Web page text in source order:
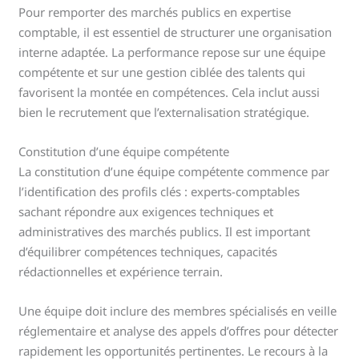
Pour remporter des marchés publics en expertise
comptable, il est essentiel de structurer une organisation
interne adaptée. La performance repose sur une équipe
compétente et sur une gestion ciblée des talents qui
favorisent la montée en compétences. Cela inclut aussi
bien le recrutement que l’externalisation stratégique.
Constitution d’une équipe compétente
La constitution d’une équipe compétente commence par
l’identification des profils clés : experts-comptables
sachant répondre aux exigences techniques et
administratives des marchés publics. Il est important
d’équilibrer compétences techniques, capacités
rédactionnelles et expérience terrain.
Une équipe doit inclure des membres spécialisés en veille
réglementaire et analyse des appels d’offres pour détecter
rapidement les opportunités pertinentes. Le recours à la